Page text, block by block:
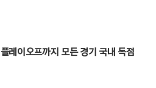
레이오프까지 모든 경기 국내 독점